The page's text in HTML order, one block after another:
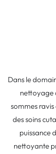
Dans le
nettoyage
sommes
des soins
puissance
nettoyante